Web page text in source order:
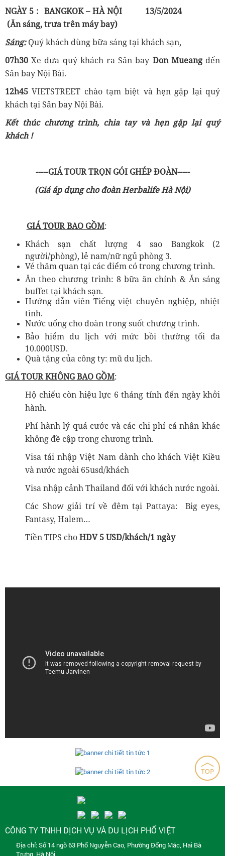
NGÀY 5 : BANGKOK – HÀ NỘI
13/5/2024
(Ăn sáng, trưa trên máy bay)
Sáng:Quý khách dùng bữa sáng tại khách sạn,
07h30 Xe đưa quý khách ra Sân bay Don Mueangđến
Sân bay Nội Bài.
12h45 VIETSTREET chào tạm biệt và hẹn gặp lại quý
khách tại Sân bay Nội Bài.
Kết thúc chương trình, chia tay và hẹn gặp lại quý
khách !
-----GIÁ TOUR TRỌN GÓI GHÉP ĐOÀN-----
(Giá áp dụng cho đoàn Herbalife Hà Nội)
GIÁ TOUR BAO GỒM:
Khách sạn chất lượng 4 sao Bangkok (2
người/phòng), lẻ nam/nữ ngủ phòng 3.
Vé thăm quan tại các điểm có trong chương trình.
Ăn theo chương trình: 8 bữa ăn chính & Ăn sáng
buffet tại khách sạn.
Hướng dẫn viên Tiếng việt chuyên nghiệp, nhiệt
tình.
Nước uống cho đoàn trong suốt chương trình.
Bảo hiểm du lịch với mức bồi thường tối đa
10.000USD.
Quà tặng của công ty: mũ du lịch.
GIÁ TOUR KHÔNG BAO GỒM:
Hộ chiếu còn hiệu lực 6 tháng tính đến ngày khởi
hành.
Phí hành lý quá cước và các chi phí cá nhân khác
không đề cập trong chương trình.
Visa tái nhập Việt Nam dành cho khách Việt Kiều
và nước ngoài 65usd/khách
Visa nhập cảnh Thailand đối với khách nước ngoài.
Các Show giải trí về đêm tại Pattaya: Big eyes,
Fantasy, Halem…
Tiền TIPS choHDV 5 USD/khách/1 ngày
CÔNG TY TNHH DỊCH VỤ VÀ DU LỊCH PHỐ VIỆT
Địa chỉ: Số 14 ngõ 63 Phố Nguyễn Cao, Phường Đống Mác, Hai Bà
Trưng, Hà Nội